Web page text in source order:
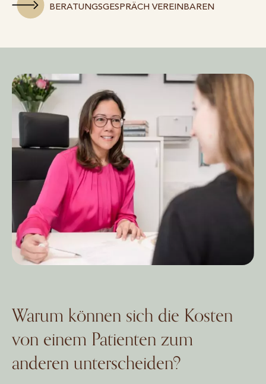
BERATUNGSGESPRÄCH VEREINBAREN
Warum können sich die Kosten
von einem Patienten zum
anderen unterscheiden?